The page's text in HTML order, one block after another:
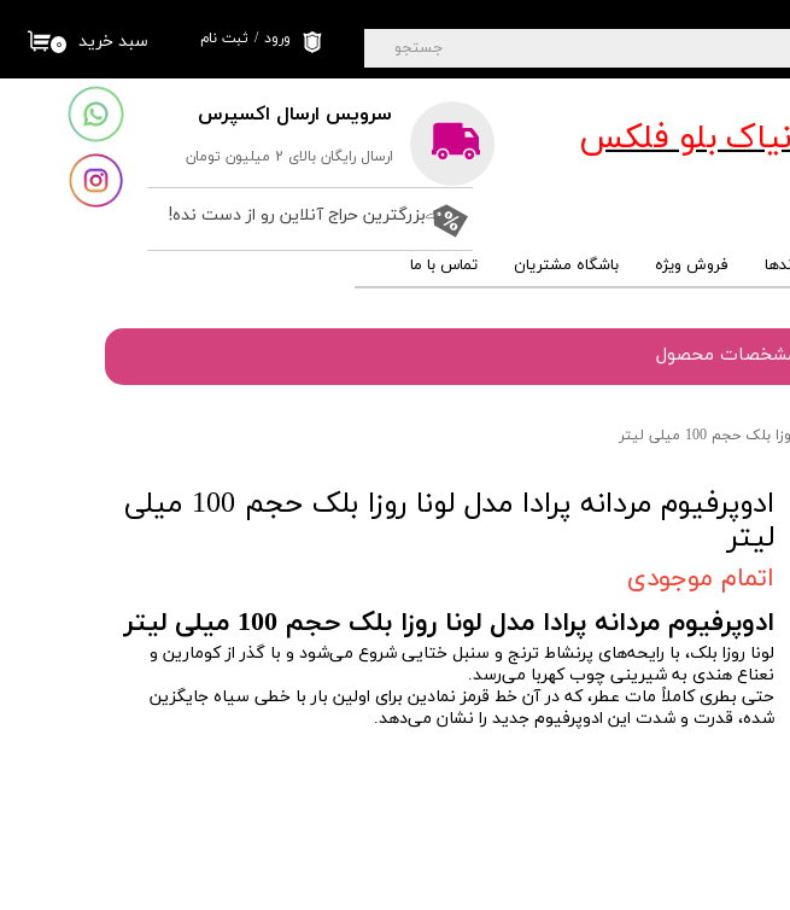
سرویس ارسال اکسپرس
ارسال رایگان بالای 2 میلیون تومان
جستجو ۰ سبد خرید ورود / ثبت نام
تغییر گذر واژه
سفارشات
خروج از حساب
کاربری
بزرگترین حراج آنلاین رو از دست نده!
فروش ویژه باشگاه مشتریان تماس با ما
بلو فلکس
محصول
100 میلی لیتر
ادوپرفیوم مردانه پرادا مدل لونا روزا بلک حجم 100 میلی
لیتر
اتمام موجودی
ادوپرفیوم مردانه پرادا مدل لونا روزا بلک حجم 100 میلی لیتر
لونا روزا بلک، با رایحه‌های پرنشاط ترنج و سنبل ختایی شروع می‌شود و با گذر از کومارین و
نعناع هندی به شیرینی چوب کهربا می‌‌رسد.
حتی بطری کاملاً مات عطر، که در آن خط قرمز نمادین برای اولین بار با خطی سیاه جایگزین
شده، قدرت و شدت این ادوپرفیوم جدید را نشان می‌دهد.